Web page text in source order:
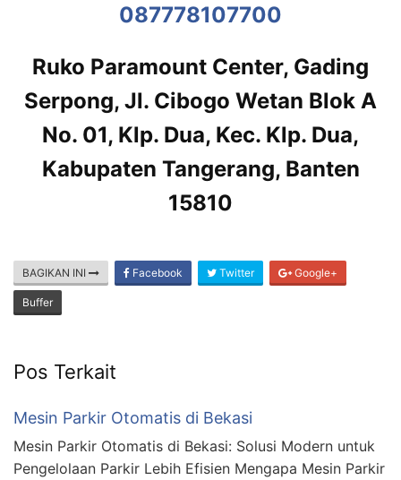
087778107700
Ruko Paramount Center, Gading
Serpong, Jl. Cibogo Wetan Blok A
No. 01, Klp. Dua, Kec. Klp. Dua,
Kabupaten Tangerang, Banten
15810
BAGIKAN INI Facebook Twitter Google+
Buffer
Pos Terkait
Mesin Parkir Otomatis di Bekasi
Mesin Parkir Otomatis di Bekasi: Solusi Modern untuk
Pengelolaan Parkir Lebih Efisien Mengapa Mesin Parkir